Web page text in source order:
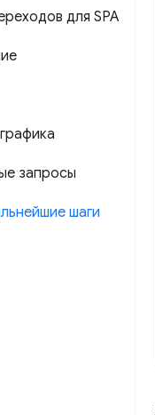
для SPA
запросы
шаги